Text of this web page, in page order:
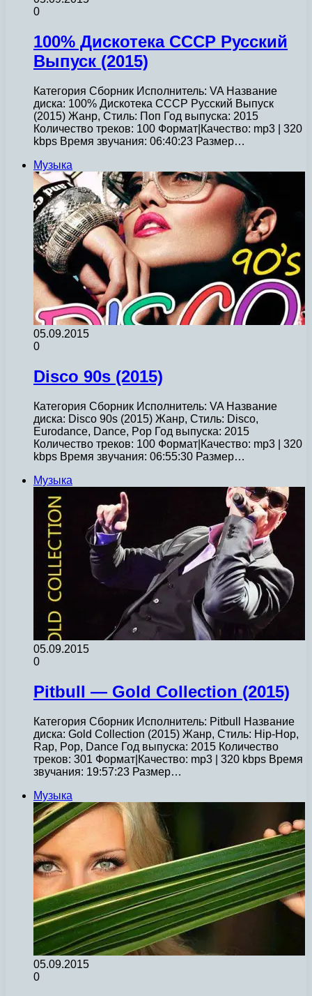
0
100% Дискотека СССР Русский
Выпуск (2015)
Категория Сборник Исполнитель: VA Название
диска: 100% Дискотека СССР Русский Выпуск
(2015) Жанр, Стиль: Поп Год выпуска: 2015
Количество треков: 100 Формат|Качество: mp3 | 320
kbps Время звучания: 06:40:23 Размер…
Музыка
05.09.2015
0
Disco 90s (2015)
Категория Сборник Исполнитель: VA Название
диска: Disco 90s (2015) Жанр, Стиль: Disco,
Eurodance, Dance, Pop Год выпуска: 2015
Количество треков: 100 Формат|Качество: mp3 | 320
kbps Время звучания: 06:55:30 Размер…
Музыка
05.09.2015
0
Pitbull — Gold Collection (2015)
Категория Сборник Исполнитель: Pitbull Название
диска: Gold Collection (2015) Жанр, Стиль: Hip-Hop,
Rap, Pop, Dance Год выпуска: 2015 Количество
треков: 301 Формат|Качество: mp3 | 320 kbps Время
звучания: 19:57:23 Размер…
Музыка
05.09.2015
0